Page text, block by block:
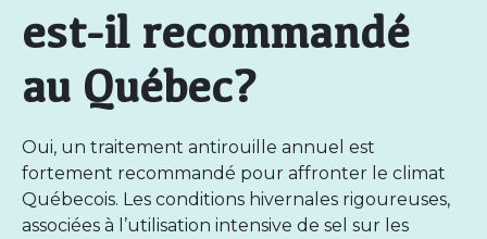
est-il recommandé
au Québec?
Oui, un traitement antirouille annuel est
fortement recommandé pour affronter le climat
Québecois. Les conditions hivernales rigoureuses,
associées à l’utilisation intensive de sel sur les